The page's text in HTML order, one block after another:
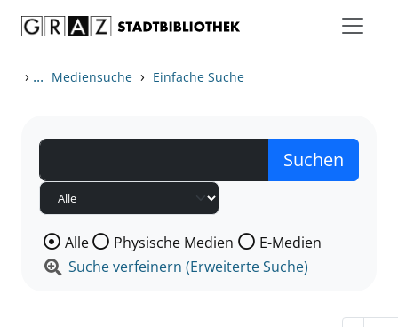
› ... Mediensuche › Einfache Suche
Wählen Sie die Medienart nach der Sie suchen wollen.
Alle Physische Medien
E-Medien
Suche verfeinern (Erweiterte Suche)